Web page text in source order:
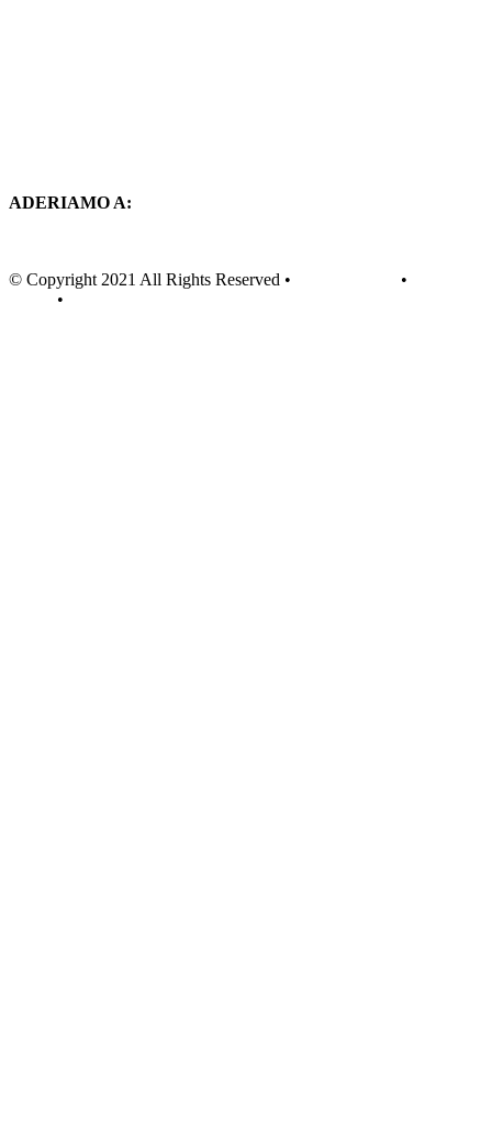
ADERIAMO A:
© Copyright 2021 All Rights Reserved • •
•